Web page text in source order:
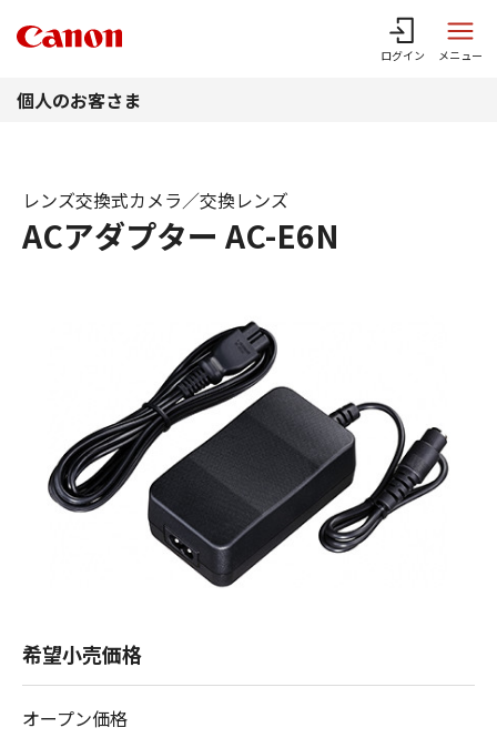
ログイン メニュー
個人のお客さま
ACアダプター AC-E6N
レンズ交換式カメラ／交換レンズ
希望小売価格
オープン価格